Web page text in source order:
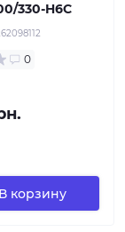
330-H6C
0
В корзину